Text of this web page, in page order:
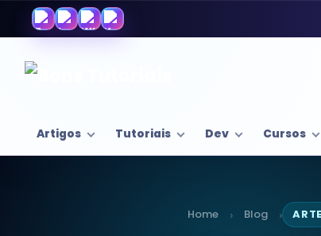
Artigos Tutoriais Dev Cursos
Home › Blog › ARTE